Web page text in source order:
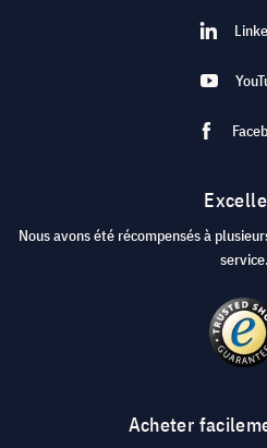
Nous avons été récompensés à
service.
Acheter